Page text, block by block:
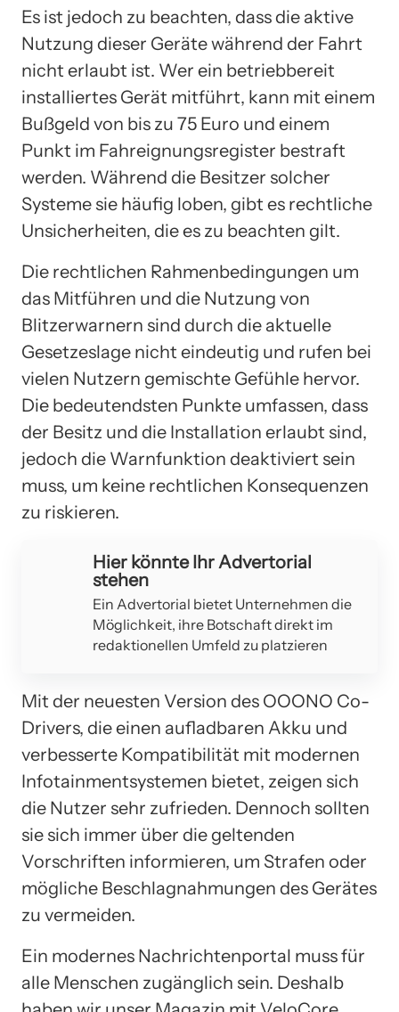
Es ist jedoch zu beachten, dass die aktive
Nutzung dieser Geräte während der Fahrt
nicht erlaubt ist. Wer ein betriebbereit
installiertes Gerät mitführt, kann mit einem
Bußgeld von bis zu 75 Euro und einem
Punkt im Fahreignungsregister bestraft
werden. Während die Besitzer solcher
Systeme sie häufig loben, gibt es rechtliche
Unsicherheiten, die es zu beachten gilt.
Die rechtlichen Rahmenbedingungen um
das Mitführen und die Nutzung von
Blitzerwarnern sind durch die aktuelle
Gesetzeslage nicht eindeutig und rufen bei
vielen Nutzern gemischte Gefühle hervor.
Die bedeutendsten Punkte umfassen, dass
der Besitz und die Installation erlaubt sind,
jedoch die Warnfunktion deaktiviert sein
muss, um keine rechtlichen Konsequenzen
zu riskieren.
Hier könnte Ihr Advertorial
stehen
Ein Advertorial bietet Unternehmen die
Möglichkeit, ihre Botschaft direkt im
redaktionellen Umfeld zu platzieren
Mit der neuesten Version des OOONO Co-
Drivers, die einen aufladbaren Akku und
verbesserte Kompatibilität mit modernen
Infotainmentsystemen bietet, zeigen sich
die Nutzer sehr zufrieden. Dennoch sollten
sie sich immer über die geltenden
Vorschriften informieren, um Strafen oder
mögliche Beschlagnahmungen des Gerätes
zu vermeiden.
Ein modernes Nachrichtenportal muss für
alle Menschen zugänglich sein. Deshalb